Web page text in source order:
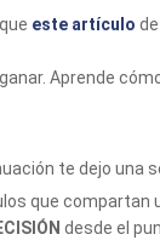
este artículo
Aprende
te dejo una
que compartan
desde el